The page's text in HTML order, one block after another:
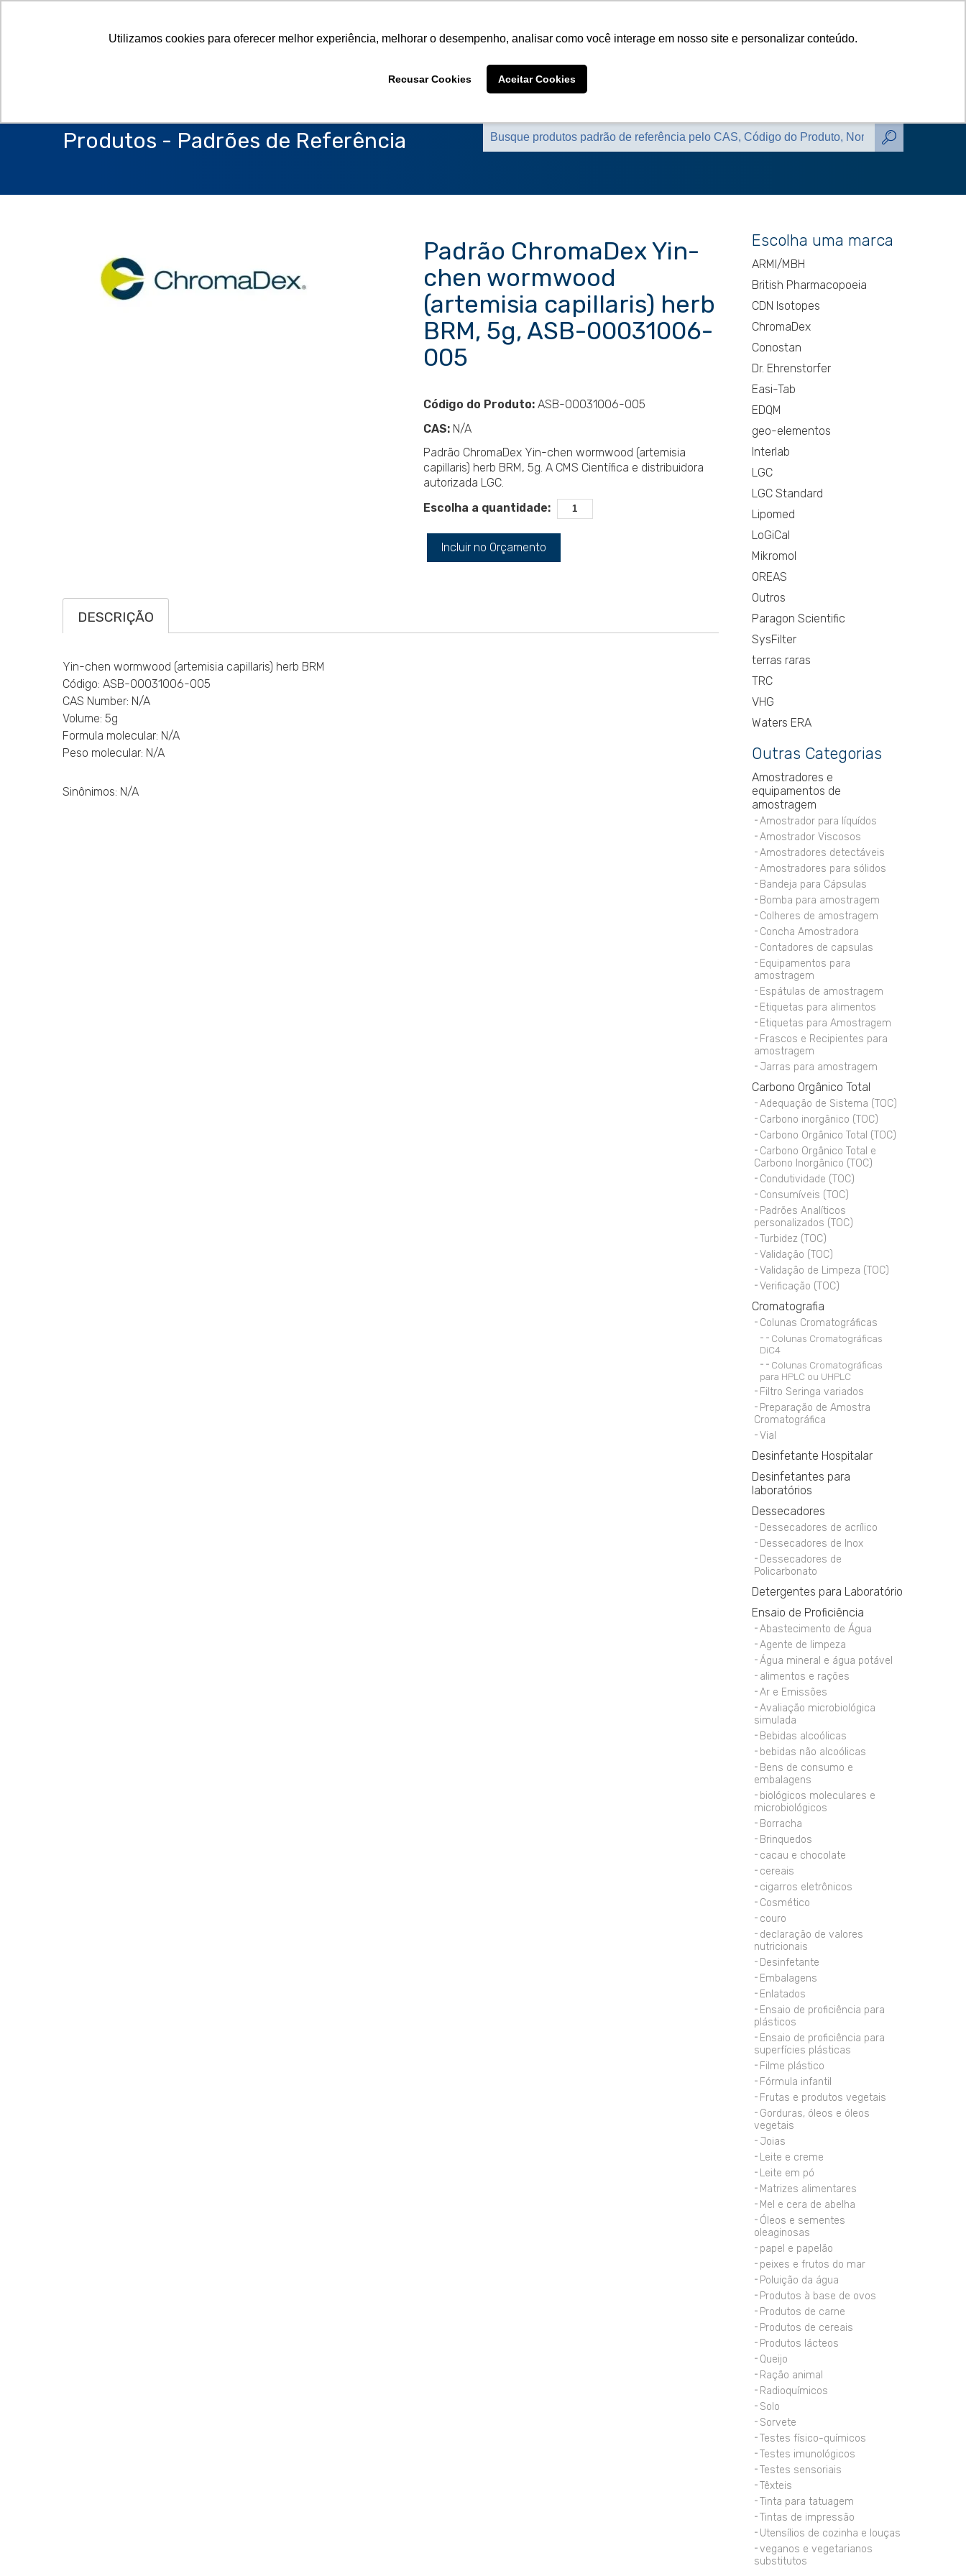
Utilizamos cookies para oferecer melhor experiência, melhorar o desempenho, analisar como você interage em nosso site e personalizar conteúdo.
Recusar Cookies Aceitar Cookies
Sobre a CMS
Produtos Marcas Representadas Catálogos Contato Blog
Produtos - Padrões de Referência
Padrão ChromaDex Yin-
chen wormwood
(artemisia capillaris) herb
BRM, 5g, ASB-00031006-
005
Código do Produto: ASB-00031006-005
CAS: N/A
Padrão ChromaDex Yin-chen wormwood (artemisia
capillaris) herb BRM, 5g. A CMS Científica e distribuidora
autorizada LGC.
Escolha a quantidade:
Incluir no Orçamento
DESCRIÇÃO
Yin-chen wormwood (artemisia capillaris) herb BRM
Código: ASB-00031006-005
CAS Number: N/A
Volume: 5g
Formula molecular: N/A
Peso molecular: N/A
Sinônimos: N/A
Escolha uma marca
ARMI/MBH
British Pharmacopoeia
CDN Isotopes
ChromaDex
Conostan
Dr. Ehrenstorfer
Easi-Tab
EDQM
geo-elementos
Interlab
LGC
LGC Standard
Lipomed
LoGiCal
Mikromol
OREAS
Outros
Paragon Scientific
SysFilter
terras raras
TRC
VHG
Waters ERA
Outras Categorias
Amostradores e
equipamentos de
amostragem
Amostrador para líquídos
Amostrador Viscosos
Amostradores detectáveis
Amostradores para sólidos
Bandeja para Cápsulas
Bomba para amostragem
Colheres de amostragem
Concha Amostradora
Contadores de capsulas
Equipamentos para
amostragem
Espátulas de amostragem
Etiquetas para alimentos
Etiquetas para Amostragem
Frascos e Recipientes para
amostragem
Jarras para amostragem
Carbono Orgânico Total
Adequação de Sistema (TOC)
Carbono inorgânico (TOC)
Carbono Orgânico Total (TOC)
Carbono Orgânico Total e
Carbono Inorgânico (TOC)
Condutividade (TOC)
Consumíveis (TOC)
Padrões Analíticos
personalizados (TOC)
Turbidez (TOC)
Validação (TOC)
Validação de Limpeza (TOC)
Verificação (TOC)
Cromatografia
Colunas Cromatográficas
Colunas Cromatográficas
DiC4
Colunas Cromatográficas
para HPLC ou UHPLC
Filtro Seringa variados
Preparação de Amostra
Cromatográfica
Vial
Desinfetante Hospitalar
Desinfetantes para
laboratórios
Dessecadores
Dessecadores de acrílico
Dessecadores de Inox
Dessecadores de
Policarbonato
Detergentes para Laboratório
Ensaio de Proficiência
Abastecimento de Água
Agente de limpeza
Água mineral e água potável
alimentos e rações
Ar e Emissões
Avaliação microbiológica
simulada
Bebidas alcoólicas
bebidas não alcoólicas
Bens de consumo e
embalagens
biológicos moleculares e
microbiológicos
Borracha
Brinquedos
cacau e chocolate
cereais
cigarros eletrônicos
Cosmético
couro
declaração de valores
nutricionais
Desinfetante
Embalagens
Enlatados
Ensaio de proficiência para
plásticos
Ensaio de proficiência para
superfícies plásticas
Filme plástico
Fórmula infantil
Frutas e produtos vegetais
Gorduras, óleos e óleos
vegetais
Joias
Leite e creme
Leite em pó
Matrizes alimentares
Mel e cera de abelha
Óleos e sementes
oleaginosas
papel e papelão
peixes e frutos do mar
Poluição da água
Produtos à base de ovos
Produtos de carne
Produtos de cereais
Produtos lácteos
Queijo
Ração animal
Radioquímicos
Solo
Sorvete
Testes físico-químicos
Testes imunológicos
Testes sensoriais
Têxteis
Tinta para tatuagem
Tintas de impressão
Utensílios de cozinha e louças
veganos e vegetarianos
substitutos